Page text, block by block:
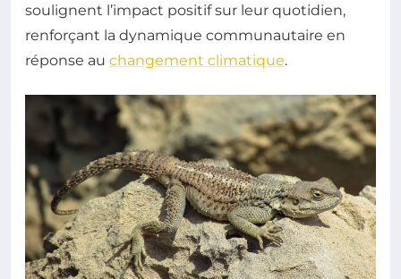
soulignent l’impact positif sur leur quotidien,
renforçant la dynamique communautaire en
réponse au changement climatique.